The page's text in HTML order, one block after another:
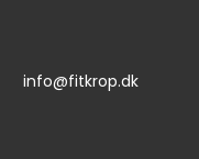
info@fitkrop.dk